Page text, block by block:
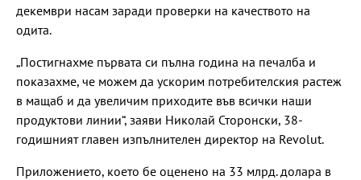
декември насам заради проверки на качеството на
одита.
„Постигнахме първата си пълна година на печалба и
показахме, че можем да ускорим потребителския растеж
в мащаб и да увеличим приходите във всички наши
продуктови линии“, заяви Николай Сторонски, 38-
годишният главен изпълнителен директор на Revolut.
Приложението, което бе оценено на 33 млрд. долара в